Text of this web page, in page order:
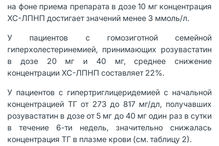
на фоне приема препарата в дозе 10 мг концентрация
ХС-ЛПНП достигает значений менее 3 ммоль/л.
У пациентов с гомозиготной семейной
гиперхолестеринемией, принимающих розувастатин
в дозе 20 мг и 40 мг, среднее снижение
концентрации ХС-ЛПНП составляет 22%.
У пациентов с гипертриглицеридемией с начальной
концентрацией ТГ от 273 до 817 мг/дл, получавших
розувастатин в дозе от 5 мг до 40 мг один раз в сутки
в течение 6-ти недель, значительно снижалась
концентрация ТГ в плазме крови (см. таблицу 2).